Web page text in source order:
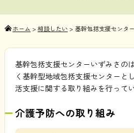
ホーム > 相談したい > 基幹包括支援センタ
基幹包括支援センターいずみさの
く基幹型地域包括支援センターと
活支援に関する取り組みを行ってい
介護予防への取り組み